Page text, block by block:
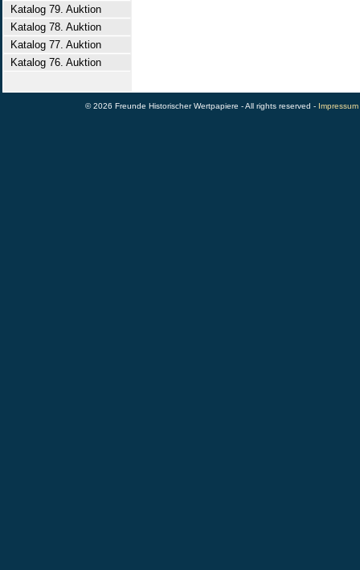
Katalog 79. Auktion
Katalog 78. Auktion
Katalog 77. Auktion
Katalog 76. Auktion
© 2026 Freunde Historischer Wertpapiere - All rights reserved - Impressum